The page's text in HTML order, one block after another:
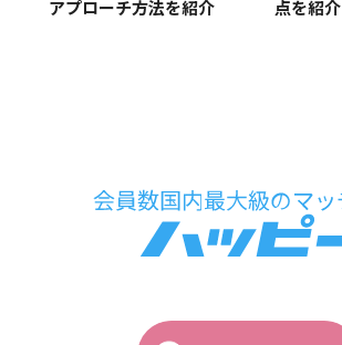
アプローチ方法を紹介
点を紹介